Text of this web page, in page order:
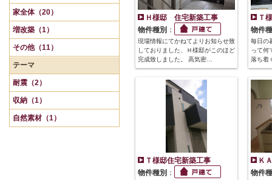
家全体（20）
増改築（1）
その他（11）
テーマ
耐震（2）
収納（1）
自然素材（1）
Ｈ様邸 住宅新築工事
物件種別 ：
現場情報にてかねてよりお知らせ致
しておりました、Ｈ様邸がこのほど
完成致しました。 高気密…
Ｔ
物件
毎日の
って何
落ち着
Ｔ様邸住宅新築工事
物件種別 ：
Ｋ
物件